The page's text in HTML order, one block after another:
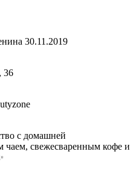
30.11.2019
36
с домашней
чаем, свежесваренным кофе и